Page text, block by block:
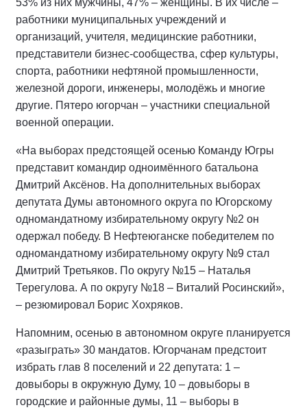
53% из них мужчины, 47% – женщины. В их числе –
работники муниципальных учреждений и
организаций, учителя, медицинские работники,
представители бизнес-сообщества, сфер культуры,
спорта, работники нефтяной промышленности,
железной дороги, инженеры, молодёжь и многие
другие. Пятеро югорчан – участники специальной
военной операции.
«На выборах предстоящей осенью Команду Югры
представит командир одноимённого батальона
Дмитрий Аксёнов. На дополнительных выборах
депутата Думы автономного округа по Югорскому
одномандатному избирательному округу №2 он
одержал победу. В Нефтеюганске победителем по
одномандатному избирательному округу №9 стал
Дмитрий Третьяков. По округу №15 – Наталья
Терегулова. А по округу №18 – Виталий Росинский»,
– резюмировал Борис Хохряков.
Напомним, осенью в автономном округе планируется
«разыграть» 30 мандатов. Югорчанам предстоит
избрать глав 8 поселений и 22 депутата: 1 –
довыборы в окружную Думу, 10 – довыборы в
городские и районные думы, 11 – выборы в